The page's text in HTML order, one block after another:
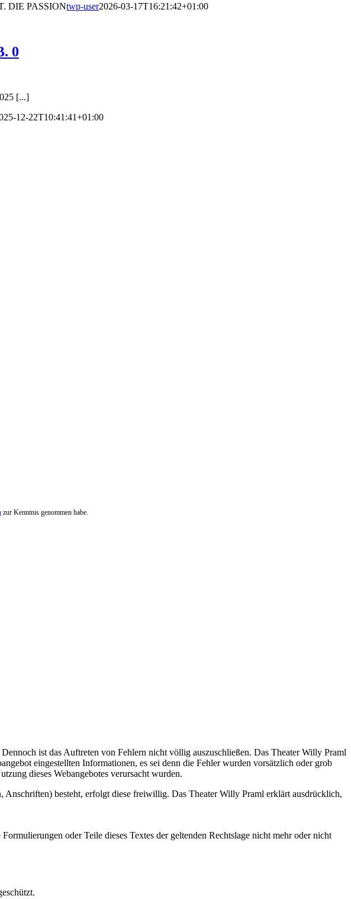
DIE PASSIONtwp-user2026-03-17T16:21:42+01:00
0
[...]
12-22T10:41:41+01:00
zur Kenntnis genommen habe.
ist das Auftreten von Fehlern nicht völlig auszuschließen. Das Theater Willy Praml
eingestellten Informationen, es sei denn die Fehler wurden vorsätzlich oder grob
dieses Webangebotes verursacht wurden.
besteht, erfolgt diese freiwillig. Das Theater Willy Praml erklärt ausdrücklich,
oder Teile dieses Textes der geltenden Rechtslage nicht mehr oder nicht